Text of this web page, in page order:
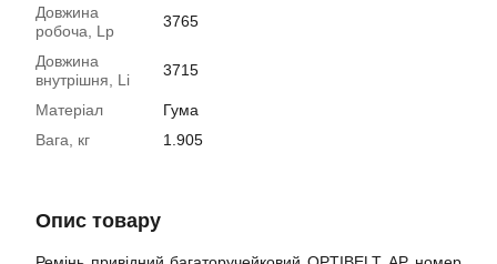
Довжина
робоча, Lp
3765
Довжина
внутрішня, Li
3715
Матеріал
Гума
Вага, кг
1.905
Опис товару